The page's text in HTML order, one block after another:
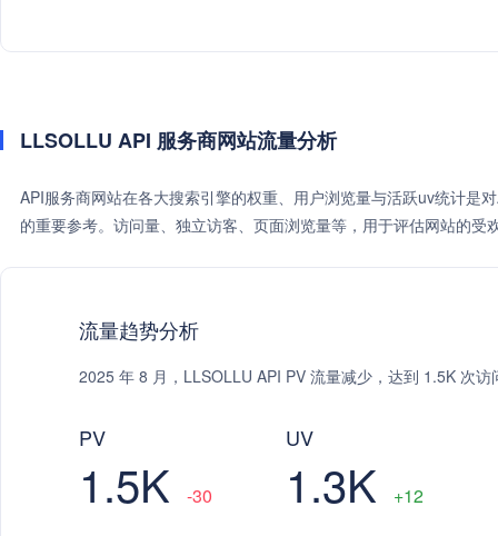
LLSOLLU API 服务商网站流量分析
API服务商网站在各大搜索引擎的权重、用户浏览量与活跃uv统计是
的重要参考。访问量、独立访客、页面浏览量等，用于评估网站的
流量趋势分析
2025 年 8 月，LLSOLLU API PV 流量减少，达到 1.5K 次
PV
1.5K -30
UV
1.3K +12